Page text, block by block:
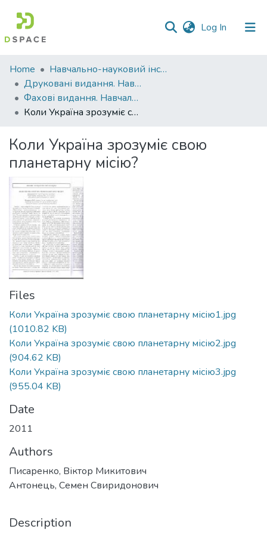
Log In (current)
Communities
&
Collections
All of DSpace
Statistics
Home
Навчально-науковий інститут агротехнологій, селекції та екології
Друковані видання. Навчально-науковий інститут агротехнологій, селекції та екології
Фахові видання. Навчально-науковий інститут агротехнологій, селекції та екології
Коли Україна зрозуміє свою планетарну місію?
Коли Україна зрозуміє свою
планетарну місію?
Files
Коли Україна зрозуміє свою планетарну місію1.jpg
(1010.82 KB)
Коли Україна зрозуміє свою планетарну місію2.jpg
(904.62 KB)
Коли Україна зрозуміє свою планетарну місію3.jpg
(955.04 KB)
Date
2011
Authors
Писаренко, Віктор Микитович
Антонець, Семен Свиридонович
Description